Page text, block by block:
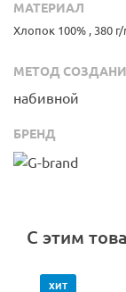
МАТЕРИАЛ
Хлопок 100% , 380
МЕТОД
набивной
БРЕНД
С этим
ХИТ